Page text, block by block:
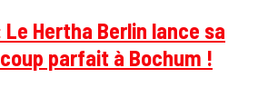
Hertha Berlin lance sa
parfait à Bochum !